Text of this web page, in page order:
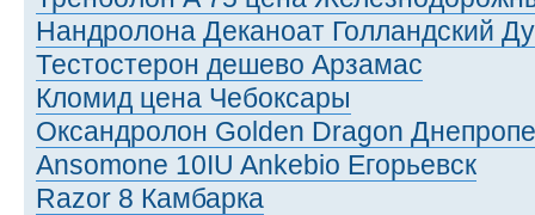
Нандролона Деканоат Голландский
Тестостерон дешево Арзамас
Кломид цена Чебоксары
Оксандролон Golden Dragon
Ansomone 10IU Ankebio Егорьевск
Razor 8 Камбарка